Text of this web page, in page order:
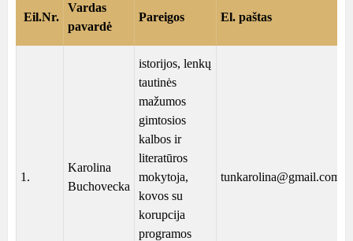
Eil.Nr.
Vardas
pavardė
Pareigos El. paštas
1.
Karolina
Buchovecka
istorijos, lenkų
tautinės
mažumos
gimtosios
kalbos ir
literatūros
mokytoja,
kovos su
korupcija
programos
tunkarolina@gmail.com